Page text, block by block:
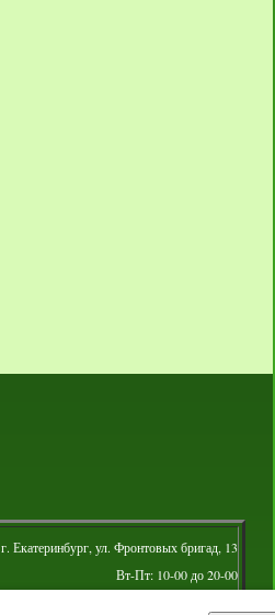
г. Екатеринбург, ул. Фронтовых бригад, 13
Вт-Пт: 10-00 до 20-00